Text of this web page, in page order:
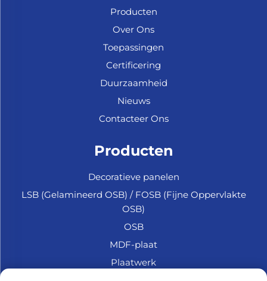
Producten
Over Ons
Toepassingen
Certificering
Duurzaamheid
Nieuws
Contacteer Ons
Producten
Decoratieve panelen
LSB (Gelamineerd OSB) / FOSB (Fijne Oppervlakte
OSB)
OSB
MDF-plaat
Plaatwerk